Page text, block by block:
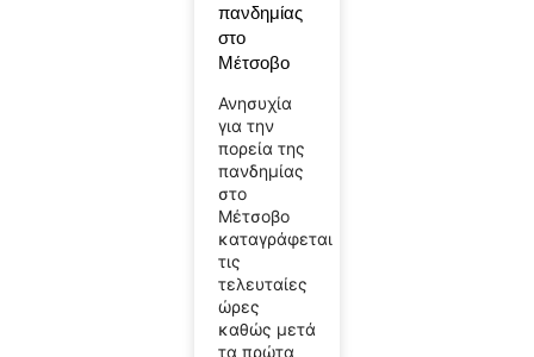
πανδημίας
στο
Μέτσοβο
Ανησυχία
για την
πορεία της
πανδημίας
στο
Μέτσοβο
καταγράφεται
τις
τελευταίες
ώρες
καθώς μετά
τα πρώτα